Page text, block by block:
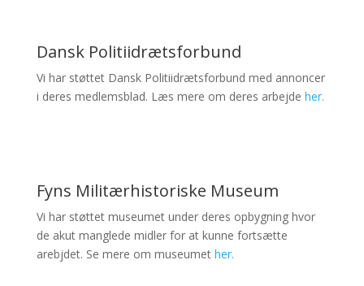
Dansk Politiidrætsforbund
Vi har støttet Dansk Politiidrætsforbund med annoncer
i deres medlemsblad. Læs mere om deres arbejde her.
Fyns Militærhistoriske Museum
Vi har støttet museumet under deres opbygning hvor
de akut manglede midler for at kunne fortsætte
arebjdet. Se mere om museumet her.